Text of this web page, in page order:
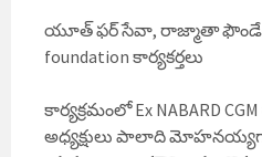
యూత్ ఫర్ సేవా, రాజ్మాతా
foundation కార్యకర్తలు
కార్యక్రమంలో Ex NABARD
అధ్యక్షులు పాలాది